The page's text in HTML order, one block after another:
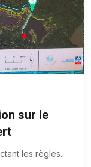
sur le
les règles...